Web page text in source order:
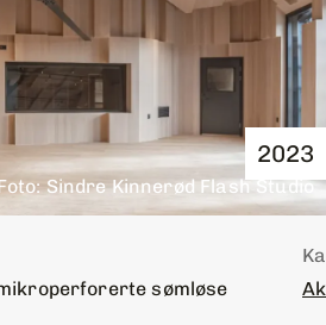
2023
Sindre Kinnerød Flash Studio
sømløse